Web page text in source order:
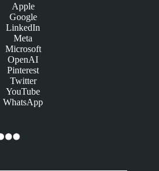
Apple
Google
LinkedIn
Meta
Microsoft
OpenAI
Pinterest
Twitter
YouTube
WhatsApp